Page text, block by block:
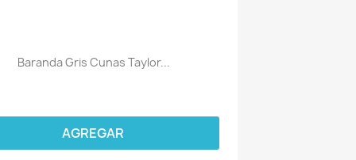
Baranda Gris Cunas Taylor...
AGREGAR